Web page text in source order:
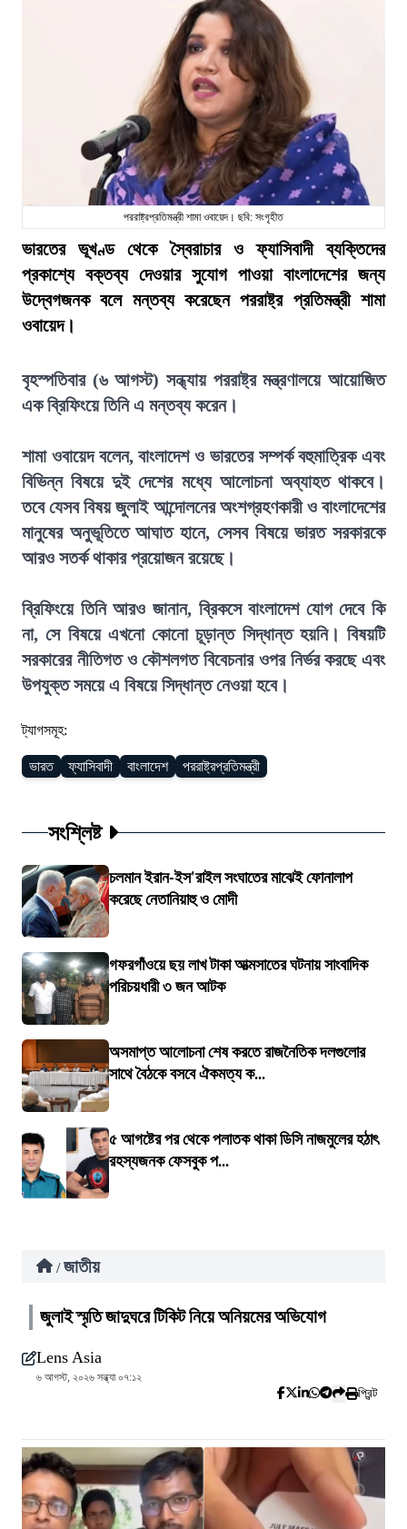
পররাষ্ট্রপ্রতিমন্ত্রী শামা ওবায়েদ। ছবি: সংগৃহীত
ভারতের ভূখণ্ড থেকে স্বৈরাচার ও ফ্যাসিবাদী ব্যক্তিদের
প্রকাশ্যে বক্তব্য দেওয়ার সুযোগ পাওয়া বাংলাদেশের জন্য
উদ্বেগজনক বলে মন্তব্য করেছেন পররাষ্ট্র প্রতিমন্ত্রী শামা
ওবায়েদ।
বৃহস্পতিবার (৬ আগস্ট) সন্ধ্যায় পররাষ্ট্র মন্ত্রণালয়ে আয়োজিত
এক ব্রিফিংয়ে তিনি এ মন্তব্য করেন।
শামা ওবায়েদ বলেন, বাংলাদেশ ও ভারতের সম্পর্ক বহুমাত্রিক এবং
বিভিন্ন বিষয়ে দুই দেশের মধ্যে আলোচনা অব্যাহত থাকবে।
তবে যেসব বিষয় জুলাই আন্দোলনের অংশগ্রহণকারী ও বাংলাদেশের
মানুষের অনুভূতিতে আঘাত হানে, সেসব বিষয়ে ভারত সরকারকে
আরও সতর্ক থাকার প্রয়োজন রয়েছে।
ব্রিফিংয়ে তিনি আরও জানান, ব্রিকসে বাংলাদেশ যোগ দেবে কি
না, সে বিষয়ে এখনো কোনো চূড়ান্ত সিদ্ধান্ত হয়নি। বিষয়টি
সরকারের নীতিগত ও কৌশলগত বিবেচনার ওপর নির্ভর করছে এবং
উপযুক্ত সময়ে এ বিষয়ে সিদ্ধান্ত নেওয়া হবে।
ট্যাগসমূহ:
ভারত ফ্যাসিবাদী বাংলাদেশ পররাষ্ট্রপ্রতিমন্ত্রী
সংশ্লিষ্ট
চলমান ইরান-ইস'রাইল সংঘাতের মাঝেই ফোনালাপ
করেছে নেতানিয়াহু ও মোদী
গফরগাঁওয়ে ছয় লাখ টাকা আত্মসাতের ঘটনায় সাংবাদিক
পরিচয়ধারী ৩ জন আটক
অসমাপ্ত আলোচনা শেষ করতে রাজনৈতিক দলগুলোর
সাথে বৈঠকে বসবে ঐকমত্য ক...
৫ আগষ্টের পর থেকে পলাতক থাকা ডিসি নাজমুলের হঠাৎ
রহস্যজনক ফেসবুক প...
/ জাতীয়
জুলাই স্মৃতি জাদুঘরে টিকিট নিয়ে অনিয়মের অভিযোগ
Lens Asia
৬ আগস্ট, ২০২৬ সন্ধ্যা ০৭:১২
প্রিন্ট